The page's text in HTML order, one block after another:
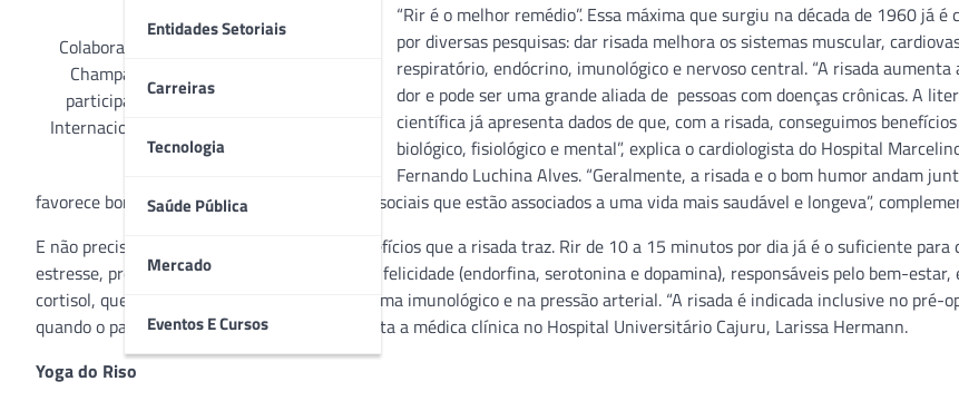
Entidades Setoriais
Carreiras
Tecnologia
Saúde Pública
Mercado
Eventos E Cursos
Colaboradores dos hospitais Marcelino
Champagnat e Universitário Cajuru
participam, durante a semana do dia
Internacional do Riso, da prática da Yoga
“Rir é o melhor remédio”. Essa máxima que surgiu na década de 1960 já é
por diversas pesquisas: dar risada melhora os sistemas muscular,
respiratório, endócrino, imunológico e nervoso central. “A risada aumenta
dor e pode ser uma grande aliada de pessoas com doenças crônicas. A
científica já apresenta dados de que, com a risada, conseguimos
biológico, fisiológico e mental”, explica o cardiologista do Hospital
Fernando Luchina Alves. “Geralmente, a risada e o bom humor andam
favorece bons e duradouros relacionamentos sociais que estão associados a uma vida mais saudável e longeva”,
E não precisa muito para colher todos os benefícios que a risada traz. Rir de 10 a 15 minutos por dia já é o suficiente
estresse, produzir os chamados hormônios da felicidade (endorfina, serotonina e dopamina), responsáveis pelo bem-estar,
cortisol, que provoca reação negativa no sistema imunológico e na pressão arterial. “A risada é indicada inclusive no pré-
quando o paciente está tenso, ansioso”, ressalta a médica clínica no Hospital Universitário Cajuru, Larissa Hermann.
Yoga do Riso